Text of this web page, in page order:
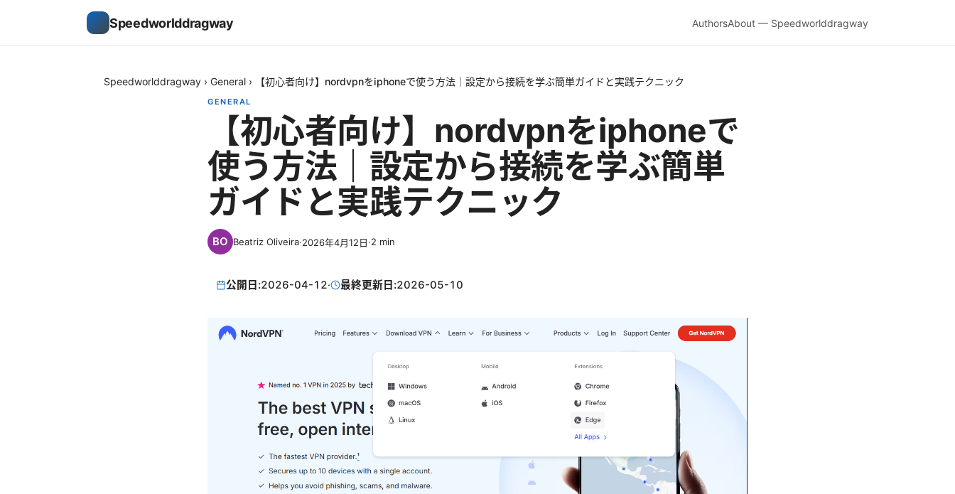
Speedworlddragway AuthorsAbout — Speedworlddragway
Speedworlddragway › General › 【初心者向け】nordvpnをiphoneで使う方法｜設定から接続を学ぶ簡単ガイドと実践テクニック
GENERAL
【初心者向け】nordvpnをiphoneで
使う方法｜設定から接続を学ぶ簡単
ガイドと実践テクニック
Beatriz Oliveira·2026年4月12日·2 min
公開日:2026-04-12· 最終更新日:2026-05-10